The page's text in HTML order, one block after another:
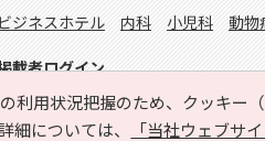
利用状況把握のため、クッキー
については、
「当社ウェブサ
ビジネスホテル
内科 小児科 動物
載者ログイン